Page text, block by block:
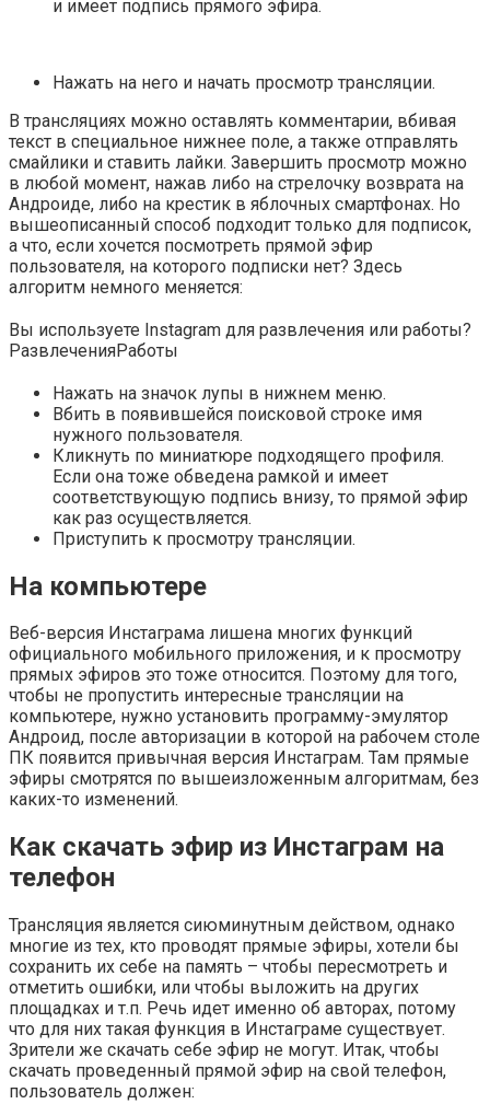
и имеет подпись прямого эфира.
Нажать на него и начать просмотр трансляции.
В трансляциях можно оставлять комментарии, вбивая
текст в специальное нижнее поле, а также отправлять
смайлики и ставить лайки. Завершить просмотр можно
в любой момент, нажав либо на стрелочку возврата на
Андроиде, либо на крестик в яблочных смартфонах. Но
вышеописанный способ подходит только для подписок,
а что, если хочется посмотреть прямой эфир
пользователя, на которого подписки нет? Здесь
алгоритм немного меняется:
Вы используете Instagram для развлечения или работы?
РазвлеченияРаботы
Нажать на значок лупы в нижнем меню.
Вбить в появившейся поисковой строке имя
нужного пользователя.
Кликнуть по миниатюре подходящего профиля.
Если она тоже обведена рамкой и имеет
соответствующую подпись внизу, то прямой эфир
как раз осуществляется.
Приступить к просмотру трансляции.
На компьютере
Веб-версия Инстаграма лишена многих функций
официального мобильного приложения, и к просмотру
прямых эфиров это тоже относится. Поэтому для того,
чтобы не пропустить интересные трансляции на
компьютере, нужно установить программу-эмулятор
Андроид, после авторизации в которой на рабочем столе
ПК появится привычная версия Инстаграм. Там прямые
эфиры смотрятся по вышеизложенным алгоритмам, без
каких-то изменений.
Как скачать эфир из Инстаграм на
телефон
Трансляция является сиюминутным действом, однако
многие из тех, кто проводят прямые эфиры, хотели бы
сохранить их себе на память – чтобы пересмотреть и
отметить ошибки, или чтобы выложить на других
площадках и т.п. Речь идет именно об авторах, потому
что для них такая функция в Инстаграме существует.
Зрители же скачать себе эфир не могут. Итак, чтобы
скачать проведенный прямой эфир на свой телефон,
пользователь должен: